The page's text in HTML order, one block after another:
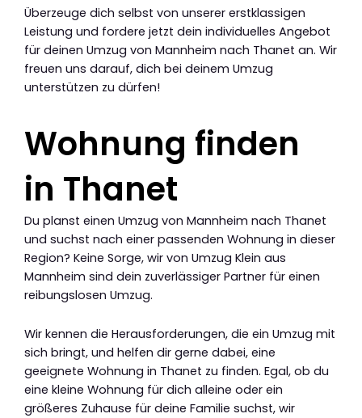
Überzeuge dich selbst von unserer erstklassigen
Leistung und fordere jetzt dein individuelles Angebot
für deinen Umzug von Mannheim nach Thanet an. Wir
freuen uns darauf, dich bei deinem Umzug
unterstützen zu dürfen!
Wohnung finden
in Thanet
Du planst einen Umzug von Mannheim nach Thanet
und suchst nach einer passenden Wohnung in dieser
Region? Keine Sorge, wir von Umzug Klein aus
Mannheim sind dein zuverlässiger Partner für einen
reibungslosen Umzug.
Wir kennen die Herausforderungen, die ein Umzug mit
sich bringt, und helfen dir gerne dabei, eine
geeignete Wohnung in Thanet zu finden. Egal, ob du
eine kleine Wohnung für dich alleine oder ein
größeres Zuhause für deine Familie suchst, wir